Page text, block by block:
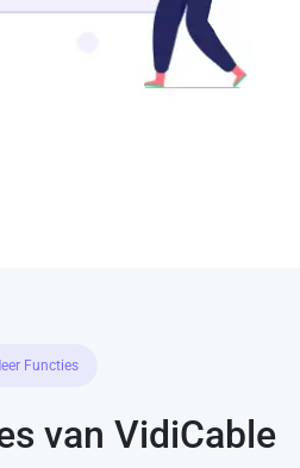
Functies
van VidiCable